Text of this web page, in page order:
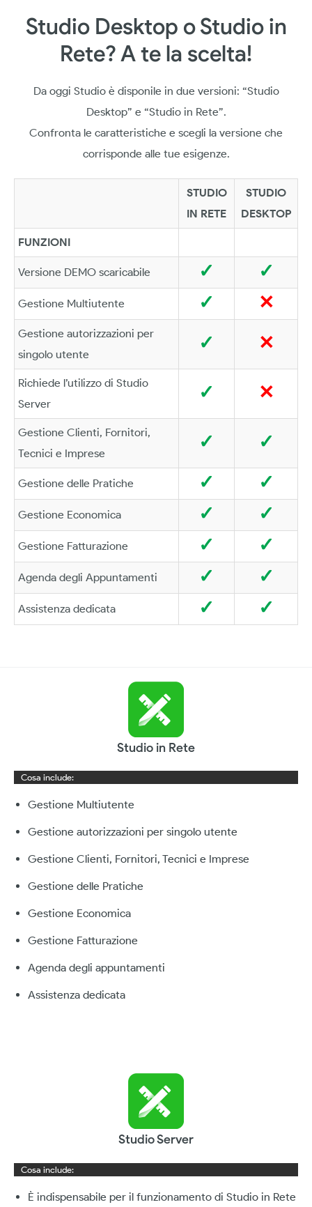
Studio Desktop o Studio in
Rete? A te la scelta!
Da oggi Studio è disponile in due versioni: “Studio
Desktop” e “Studio in Rete”.
Confronta le caratteristiche e scegli la versione che
corrisponde alle tue esigenze.
STUDIO
IN RETE
STUDIO
DESKTOP
FUNZIONI
Versione DEMO scaricabile ✓ ✓
Gestione Multiutente ✓ ✕
Gestione autorizzazioni per
singolo utente
✓ ✕
Richiede l’utilizzo di Studio
Server
✓ ✕
Gestione Clienti, Fornitori,
Tecnici e Imprese
✓ ✓
Gestione delle Pratiche ✓ ✓
Gestione Economica ✓ ✓
Gestione Fatturazione ✓ ✓
Agenda degli Appuntamenti ✓ ✓
Assistenza dedicata ✓ ✓
Studio in Rete
Cosa include:
Gestione Multiutente
Gestione autorizzazioni per singolo utente
Gestione Clienti, Fornitori, Tecnici e Imprese
Gestione delle Pratiche
Gestione Economica
Gestione Fatturazione
Agenda degli appuntamenti
Assistenza dedicata
Studio Server
Cosa include:
È indispensabile per il funzionamento di Studio in Rete